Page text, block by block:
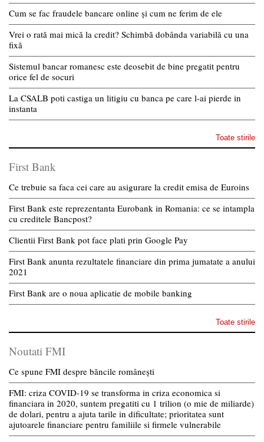
Cum se fac fraudele bancare online și cum ne ferim de ele
Vrei o rată mai mică la credit? Schimbă dobânda variabilă cu una
fixă
Sistemul bancar romanesc este deosebit de bine pregatit pentru
orice fel de socuri
La CSALB poti castiga un litigiu cu banca pe care l-ai pierde in
instanta
Toate stirile
First Bank
Ce trebuie sa faca cei care au asigurare la credit emisa de Euroins
First Bank este reprezentanta Eurobank in Romania: ce se intampla
cu creditele Bancpost?
Clientii First Bank pot face plati prin Google Pay
First Bank anunta rezultatele financiare din prima jumatate a anului
2021
First Bank are o noua aplicatie de mobile banking
Toate stirile
Noutati FMI
Ce spune FMI despre băncile românești
FMI: criza COVID-19 se transforma in criza economica si
financiara in 2020, suntem pregatiti cu 1 trilion (o mie de miliarde)
de dolari, pentru a ajuta tarile in dificultate; prioritatea sunt
ajutoarele financiare pentru familiile si firmele vulnerabile